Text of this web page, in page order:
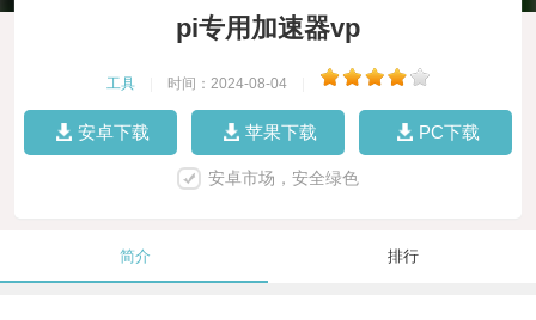
pi专用加速器vp
工具 时间：2024-08-04
安卓下载 苹果下载 PC下载
安卓市场，安全绿色
简介 排行